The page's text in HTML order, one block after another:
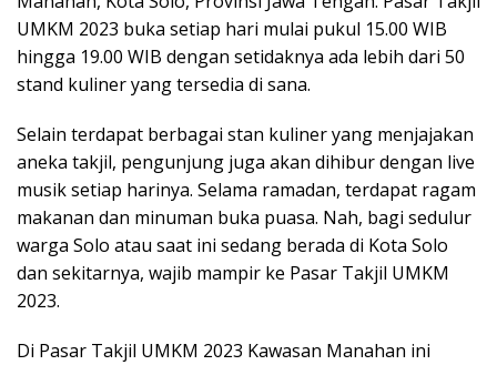
UMKM 2023 buka setiap hari mulai pukul 15.00 WIB
hingga 19.00 WIB dengan setidaknya ada lebih dari 50
stand kuliner yang tersedia di sana.
Selain terdapat berbagai stan kuliner yang menjajakan
aneka takjil, pengunjung juga akan dihibur dengan live
musik setiap harinya. Selama ramadan, terdapat ragam
makanan dan minuman buka puasa. Nah, bagi sedulur
warga Solo atau saat ini sedang berada di Kota Solo
dan sekitarnya, wajib mampir ke Pasar Takjil UMKM
2023.
Di Pasar Takjil UMKM 2023 Kawasan Manahan ini